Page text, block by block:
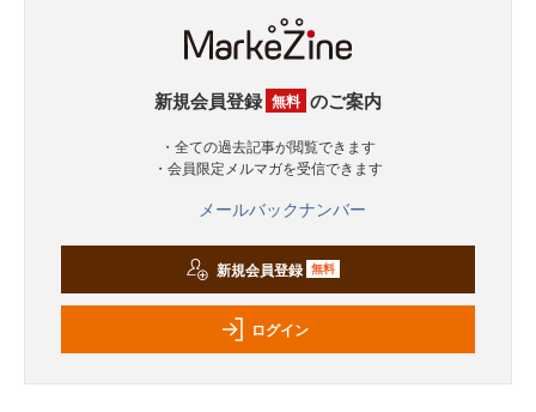
新規会員登録 無料 のご案内
・全ての過去記事が閲覧できます
・会員限定メルマガを受信できます
メールバックナンバー
新規会員登録 無料
ログイン